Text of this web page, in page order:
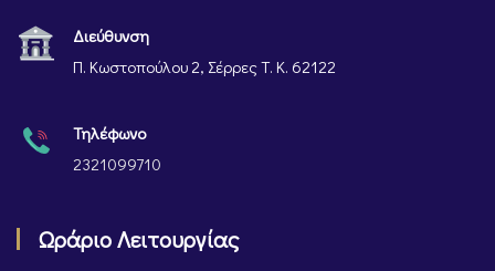
Διεύθυνση
Π. Κωστοπούλου 2, Σέρρες Τ. Κ. 62122
Τηλέφωνο
2321099710
Ωράριο Λειτουργίας